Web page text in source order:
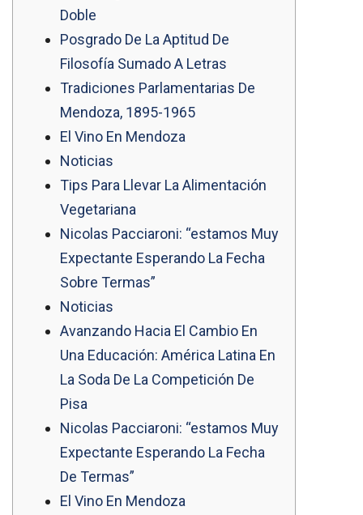
Doble
Posgrado De La Aptitud De
Filosofía Sumado A Letras
Tradiciones Parlamentarias De
Mendoza, 1895-1965
El Vino En Mendoza
Noticias
Tips Para Llevar La Alimentación
Vegetariana
Nicolas Pacciaroni: “estamos Muy
Expectante Esperando La Fecha
Sobre Termas”
Noticias
Avanzando Hacia El Cambio En
Una Educación: América Latina En
La Soda De La Competición De
Pisa
Nicolas Pacciaroni: “estamos Muy
Expectante Esperando La Fecha
De Termas”
El Vino En Mendoza